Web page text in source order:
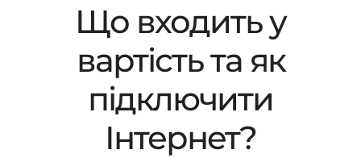
Що входить у
вартість та як
підключити
Інтернет?